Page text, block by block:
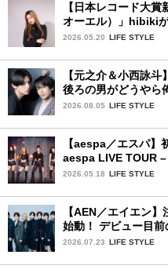
【日本レコード大
オーエル）」hibiki
ィションが始動！
2026.05.20 LIFE STYLE
【元之介＆小西詠
後ろの男がどうやら
タビュー♡ 「自然と
2026.08.05 LIFE STYLE
【aespa／エスパ】
aespa LIVE TOUR
[SPECIAL EDITION
2026.05.18 LIFE STYLE
【AEN／エイエン
始動！ デビュー目
ュー。7人の魅力に迫
2026.07.23 LIFE STYLE